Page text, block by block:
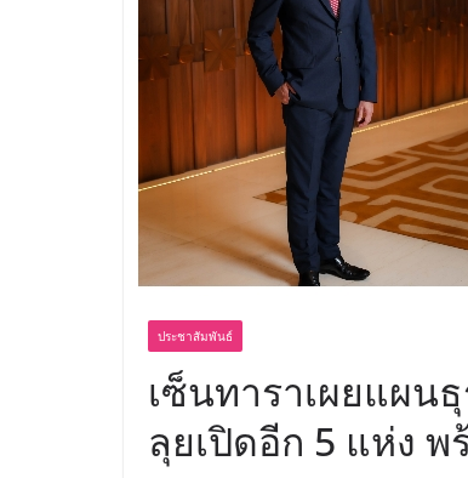
ประชาสัมพันธ์
เซ็นทาราเผยแผน
ลุยเปิดอีก 5 แห่ง